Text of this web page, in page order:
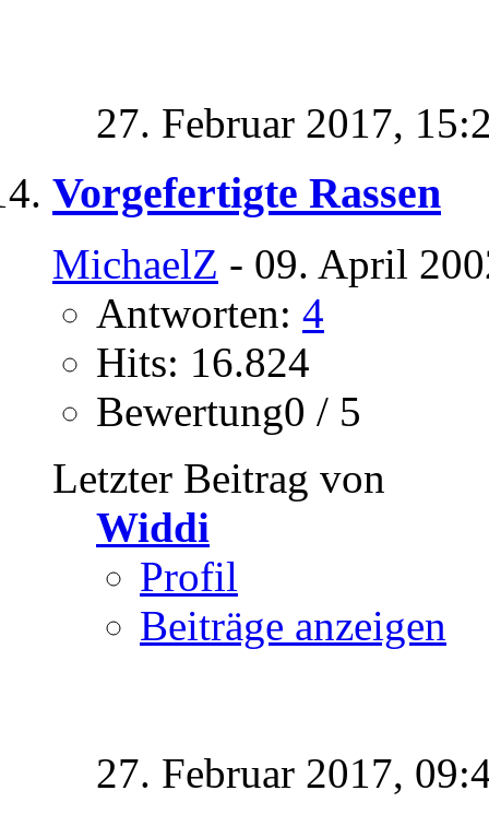
27. Februar 2017,
Vorgefertigte Rassen
MichaelZ - 09. April
Antworten: 4
Hits: 16.824
Bewertung0 / 5
Letzter Beitrag von
Widdi
Profil
Beiträge anzeigen
27. Februar 2017,